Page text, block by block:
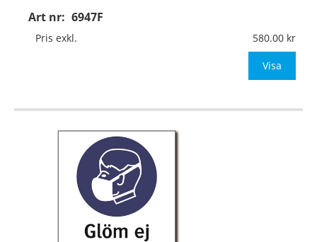
Art nr: 6947F
Material:Självhäftande folie
Mått:74x105mm (eller annat mått upp till 0,01m²)
Pris exkl. 580.00
Visa